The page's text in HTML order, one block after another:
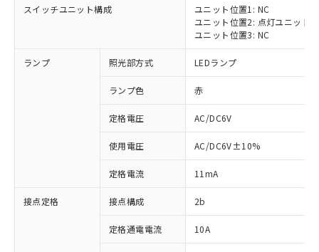
スイッチユニット構成
ユニット位置1: NC
ユニット位置2: 点灯ユニット
ユニット位置3: NC
ランプ 照光部方式 LEDランプ
ランプ色 赤
定格電圧 AC/DC6V
使用電圧 AC/DC6V±10%
定格電流 11mA
接点定格 接点構成 2b
定格通電電流 10A
ご利用条件
以下の条件をお読みいただき、同意のうえ
ご利用ください。
商品の当社在庫状況および標準価格
(税抜)を提供させていただくもので
対応済み：EU RoHS指令（10物質）の
非含有に対応した製品が提供可能な商品で
対応予定：EU RoHS指令（10物質）の非含
有に対応した製品に切り替える予定のある
対応予定なし：EU RoHS指令（10物質）の
非含有に非対応の商品で、対応品を出す予
定はありません。
調査・確認中：EU RoHS指令（10物質）の
非含有の対応状況を調査中または確認中の
非該当品：ライセンス料など無形物で、有
害物質有無と関係のない商品です。
※1 中国RoHS○×表
「○」：最大均質材料含有率が中国RoHSの
基準値以下であることを示します。